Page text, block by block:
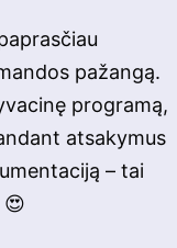
pažangą.
programą,
atsakymus
– tai